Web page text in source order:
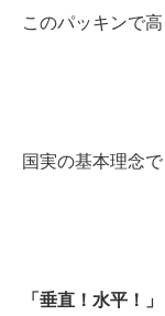
このパッキンで
国実の基本理念
「垂直！水平！」